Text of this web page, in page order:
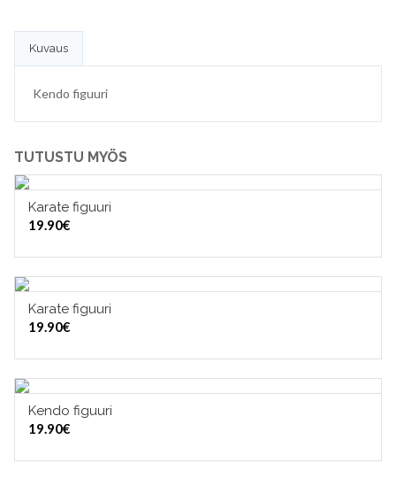
Kuvaus
Kendo figuuri
TUTUSTU MYÖS
Karate figuuri
19.90€
Karate figuuri
19.90€
Kendo figuuri
19.90€